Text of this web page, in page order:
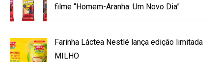
filme “Homem-Aranha: Um Novo Dia”
Farinha Láctea Nestlé lança edição limitada
MILHO